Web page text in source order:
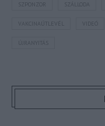
SZPONZOR SZÁLLODA
VAKCINAÚTLEVÉL
ÚJRANYITÁS